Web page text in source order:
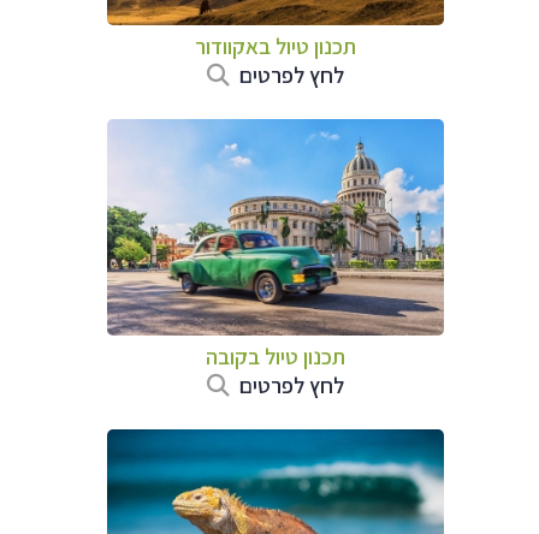
תכנון טיול באקוודור
לחץ לפרטים
תכנון טיול בקובה
לחץ לפרטים